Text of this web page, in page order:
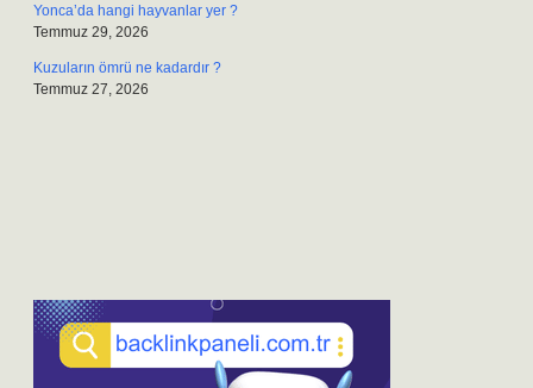
Yonca’da hangi hayvanlar yer ?
Temmuz 29, 2026
Kuzuların ömrü ne kadardır ?
Temmuz 27, 2026